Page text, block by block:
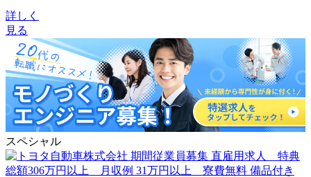
詳しく
見る
スペシャル